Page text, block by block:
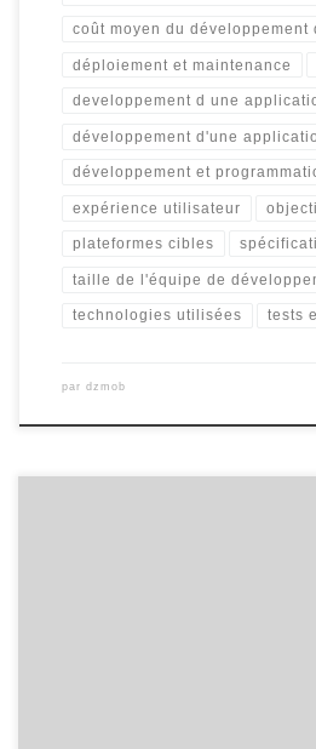
coût moyen du développement
déploiement et maintenance
developpement d une
développement d'une
développement et
expérience utilisateur
plateformes cibles
taille de l'équipe de
technologies utilisées tests
par dzmob